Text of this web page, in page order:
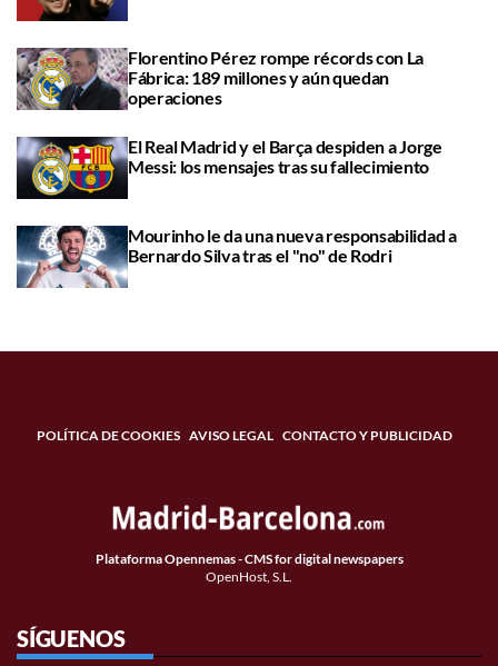
Florentino Pérez rompe récords con La
Fábrica: 189 millones y aún quedan
operaciones
El Real Madrid y el Barça despiden a Jorge
Messi: los mensajes tras su fallecimiento
Mourinho le da una nueva responsabilidad a
Bernardo Silva tras el "no" de Rodri
POLÍTICA DE COOKIES AVISO LEGAL CONTACTO Y PUBLICIDAD
Plataforma Opennemas - CMS for digital newspapers
OpenHost, S.L.
SÍGUENOS